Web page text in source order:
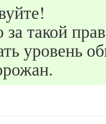
за такой
уровень